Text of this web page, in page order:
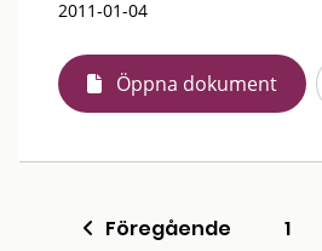
2011-01-04
Öppna dokument
Föregående 1